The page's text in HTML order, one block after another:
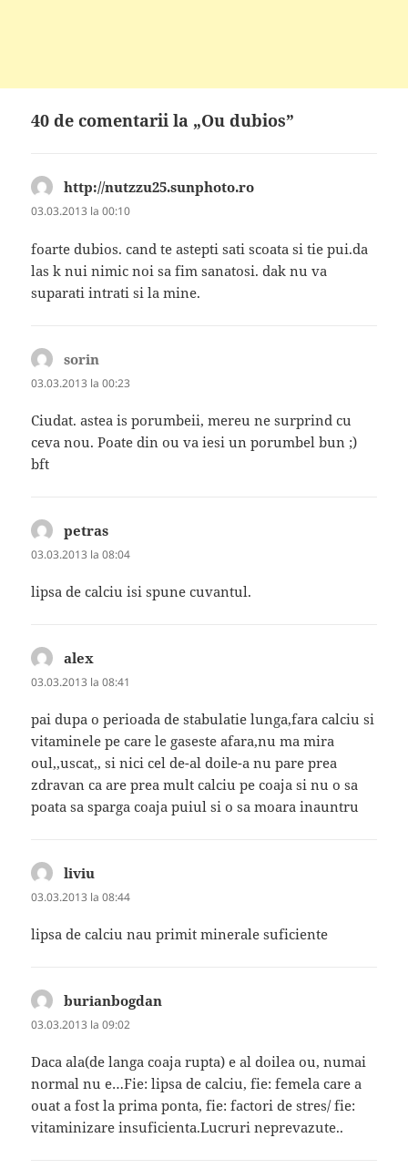
40 de comentarii la „Ou dubios”
http://nutzzu25.sunphoto.ro
03.03.2013 la 00:10
foarte dubios. cand te astepti sati scoata si tie pui.da
las k nui nimic noi sa fim sanatosi. dak nu va
suparati intrati si la mine.
sorin
03.03.2013 la 00:23
Ciudat. astea is porumbeii, mereu ne surprind cu
ceva nou. Poate din ou va iesi un porumbel bun ;)
bft
petras
03.03.2013 la 08:04
lipsa de calciu isi spune cuvantul.
alex
03.03.2013 la 08:41
pai dupa o perioada de stabulatie lunga,fara calciu si
vitaminele pe care le gaseste afara,nu ma mira
oul,,uscat,, si nici cel de-al doile-a nu pare prea
zdravan ca are prea mult calciu pe coaja si nu o sa
poata sa sparga coaja puiul si o sa moara inauntru
liviu
03.03.2013 la 08:44
lipsa de calciu nau primit minerale suficiente
burianbogdan
03.03.2013 la 09:02
Daca ala(de langa coaja rupta) e al doilea ou, numai
normal nu e…Fie: lipsa de calciu, fie: femela care a
ouat a fost la prima ponta, fie: factori de stres/ fie:
vitaminizare insuficienta.Lucruri neprevazute..